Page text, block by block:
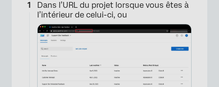
Dans l’URL du projet lorsque vous êtes à
l’intérieur de celui-ci, ou